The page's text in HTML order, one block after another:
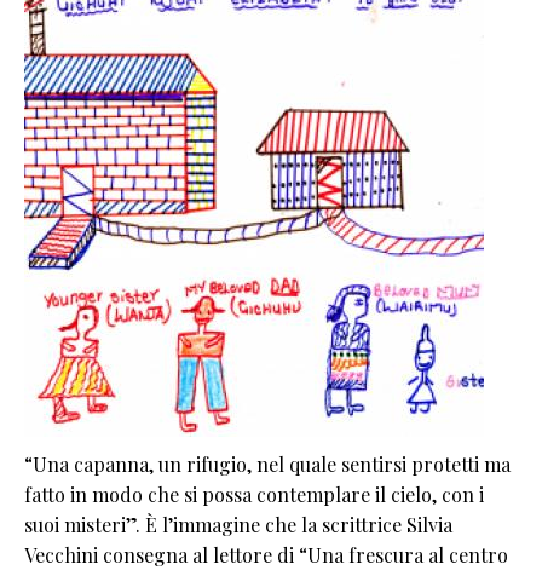
“Una capanna, un rifugio, nel quale sentirsi protetti ma
fatto in modo che si possa contemplare il cielo, con i
suoi misteri”. È l’immagine che la scrittrice Silvia
Vecchini consegna al lettore di “Una frescura al centro